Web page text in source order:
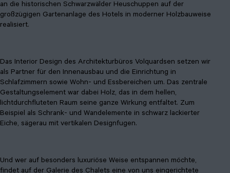
an die historischen Schwarzwälder Heuschuppen auf der
großzügigen Gartenanlage des Hotels in moderner Holzbauweise
realisiert.
Das Interior Design des Architekturbüros Volquardsen setzen wir
als Partner für den Innenausbau und die Einrichtung in
Schlafzimmern sowie Wohn- und Essbereichen um. Das zentrale
Gestaltungselement war dabei Holz, das in dem hellen,
lichtdurchfluteten Raum seine ganze Wirkung entfaltet. Zum
Beispiel als Schrank- und Wandelemente in schwarz lackierter
Eiche, sägerau mit vertikalen Designfugen.
Und wer auf besonders luxuriöse Weise entspannen möchte,